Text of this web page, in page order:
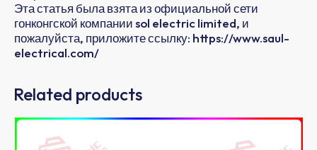
Эта статья была взята из официальной сети
гонконгской компании sol electric limited, и
пожалуйста, приложите ссылку: https://www.saul-
electrical.com/
Related products